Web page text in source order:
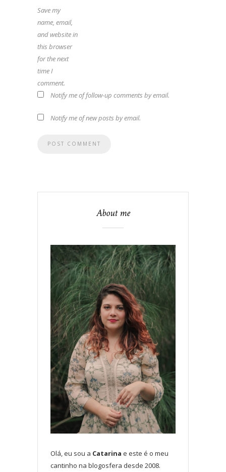
Save my
name, email,
and website in
this browser
for the next
time I
comment.
Notify me of follow-up comments by email.
Notify me of new posts by email.
About me
Olá, eu sou a Catarina e este é o meu
cantinho na blogosfera desde 2008.